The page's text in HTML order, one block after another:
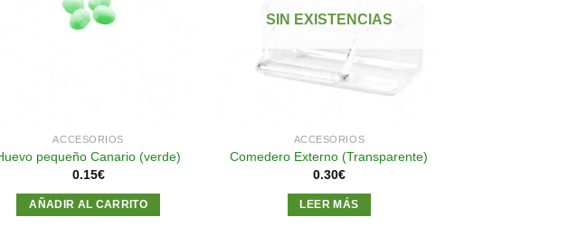
ACCESORIOS
pequeño Canario (verde)
0.15€
AÑADIR AL CARRITO
deseos
SIN EXISTENCIAS
ACCESORIOS
Comedero Externo (Transparente)
0.30€
LEER MÁS